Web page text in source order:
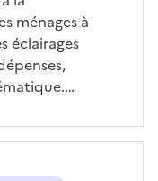
ménages à
éclairages